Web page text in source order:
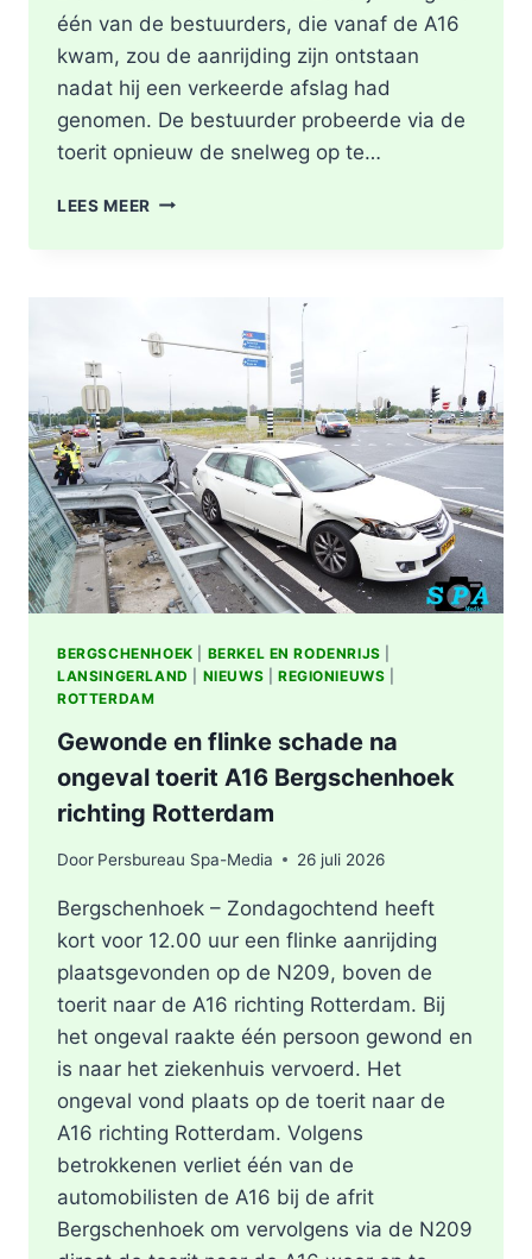
één van de bestuurders, die vanaf de A16
kwam, zou de aanrijding zijn ontstaan
nadat hij een verkeerde afslag had
genomen. De bestuurder probeerde via de
toerit opnieuw de snelweg op te…
LEES MEER OPNIEUW
KRUISING
A16
BIJ
BERGSCHENHOEK
BERGSCHENHOEK BERKEL EN RODENRIJS
LANSINGERLAND
NIEUWS REGIONIEUWS
ROTTERDAM
Gewonde en flinke schade na
ongeval toerit A16 Bergschenhoek
richting Rotterdam
Door Persbureau Spa-Media 26 juli 2026
Bergschenhoek – Zondagochtend heeft
kort voor 12.00 uur een flinke aanrijding
plaatsgevonden op de N209, boven de
toerit naar de A16 richting Rotterdam. Bij
het ongeval raakte één persoon gewond en
is naar het ziekenhuis vervoerd. Het
ongeval vond plaats op de toerit naar de
A16 richting Rotterdam. Volgens
betrokkenen verliet één van de
automobilisten de A16 bij de afrit
Bergschenhoek om vervolgens via de N209